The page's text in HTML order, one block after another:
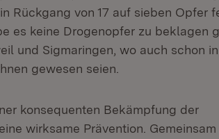
Rückgang von 17 auf sieben Opfer
es keine Drogenopfer zu beklagen
und Sigmaringen, wo auch schon
gewesen seien.
konsequenten Bekämpfung der
wirksame Prävention. Gemeinsam